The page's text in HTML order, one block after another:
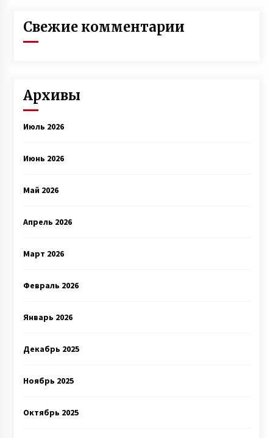
Свежие комментарии
Архивы
Июль 2026
Июнь 2026
Май 2026
Апрель 2026
Март 2026
Февраль 2026
Январь 2026
Декабрь 2025
Ноябрь 2025
Октябрь 2025